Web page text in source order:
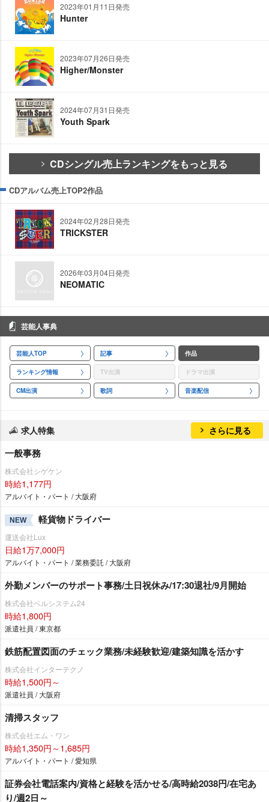
2023年01月11日発売
Hunter
2023年07月26日発売
Higher/Monster
2024年07月31日発売
Youth Spark
CDシングル売上ランキングをもっと見る
CDアルバム売上TOP2作品
2024年02月28日発売
TRICKSTER
2026年03月04日発売
NEOMATIC
芸能人事典
芸能人TOP 記事 作品
ランキング情報 TV出演 ドラマ出演
CM出演 歌詞 音楽配信
求人特集 さらに見る
一般事務
株式会社シゲケン
時給1,177円
アルバイト・パート / 大阪府
NEW 軽貨物ドライバー
運送会社Lux
日給1万7,000円
アルバイト・パート / 業務委託 / 大阪府
外勤メンバーのサポート事務/土日祝休み/17:30退社/9月開始
株式会社ベルシステム24
時給1,800円
派遣社員 / 東京都
鉄筋配置図面のチェック業務/未経験歓迎/建築知識を活かす
株式会社インターテクノ
時給1,500円～
派遣社員 / 大阪府
清掃スタッフ
株式会社エム・ワン
時給1,350円～1,685円
アルバイト・パート / 愛知県
証券会社電話案内/資格と経験を活かせる/高時給2038円/在宅あ
り/週2日～